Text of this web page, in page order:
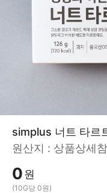
simplus 너트 타르
원산지 : 상품상세
0원
(10G당 0원)